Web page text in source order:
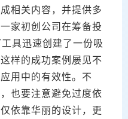
相关内容，并提供多
家初创公司在筹备投
具迅速创建了一份吸
样的成功案例屡见不
用中的有效性。不
也要注意避免过度依
依靠华丽的设计，更